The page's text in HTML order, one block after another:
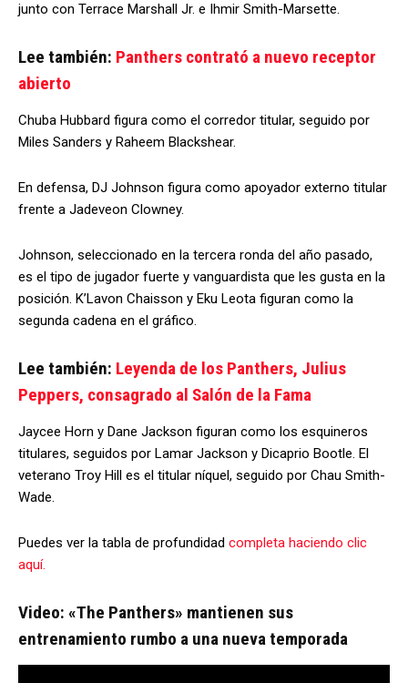
junto con Terrace Marshall Jr. e Ihmir Smith-Marsette.
Lee también: Panthers contrató a nuevo receptor
abierto
Chuba Hubbard figura como el corredor titular, seguido por
Miles Sanders y Raheem Blackshear.
En defensa, DJ Johnson figura como apoyador externo titular
frente a Jadeveon Clowney.
Johnson, seleccionado en la tercera ronda del año pasado,
es el tipo de jugador fuerte y vanguardista que les gusta en la
posición. K’Lavon Chaisson y Eku Leota figuran como la
segunda cadena en el gráfico.
Lee también: Leyenda de los Panthers, Julius
Peppers, consagrado al Salón de la Fama
Jaycee Horn y Dane Jackson figuran como los esquineros
titulares, seguidos por Lamar Jackson y Dicaprio Bootle. El
veterano Troy Hill es el titular níquel, seguido por Chau Smith-
Wade.
Puedes ver la tabla de profundidad completa haciendo clic
aquí.
Video: «The Panthers» mantienen sus
entrenamiento rumbo a una nueva temporada